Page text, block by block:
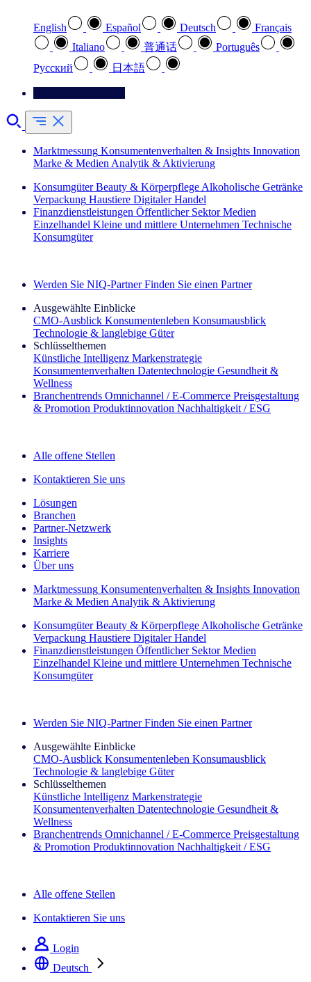
English Español Deutsch
Français
Italiano
普通话
Português
Pусский
日本語
Marktmessung Konsumentenverhalten & Insights Innovation
Marke & Medien Analytik & Aktivierung
Konsumgüter Beauty & Körperpflege Alkoholische Getränke
Verpackung Haustiere Digitaler Handel
Finanzdienstleistungen Öffentlicher Sektor Medien
Einzelhandel Kleine und mittlere Unternehmen Technische
Konsumgüter
Werden Sie NIQ-Partner Finden Sie einen Partner
Ausgewählte Einblicke
CMO‑Ausblick Konsumentenleben Konsumausblick
Technologie & langlebige Güter
Schlüsselthemen
Künstliche Intelligenz Markenstrategie
Konsumentenverhalten Datentechnologie Gesundheit &
Wellness
Branchentrends Omnichannel / E‑Commerce Preisgestaltung
& Promotion Produktinnovation Nachhaltigkeit / ESG
Alle offene Stellen
Kontaktieren Sie uns
Lösungen
Branchen
Partner-Netzwerk
Insights
Karriere
Über uns
Marktmessung Konsumentenverhalten & Insights Innovation
Marke & Medien Analytik & Aktivierung
Konsumgüter Beauty & Körperpflege Alkoholische Getränke
Verpackung Haustiere Digitaler Handel
Finanzdienstleistungen Öffentlicher Sektor Medien
Einzelhandel Kleine und mittlere Unternehmen Technische
Konsumgüter
Werden Sie NIQ-Partner Finden Sie einen Partner
Ausgewählte Einblicke
CMO‑Ausblick Konsumentenleben Konsumausblick
Technologie & langlebige Güter
Schlüsselthemen
Künstliche Intelligenz Markenstrategie
Konsumentenverhalten Datentechnologie Gesundheit &
Wellness
Branchentrends Omnichannel / E‑Commerce Preisgestaltung
& Promotion Produktinnovation Nachhaltigkeit / ESG
Alle offene Stellen
Kontaktieren Sie uns
Login
Deutsch